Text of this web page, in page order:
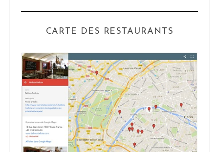
CARTE DES RESTAURANTS